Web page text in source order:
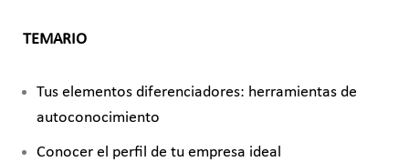
TEMARIO
Tus elementos diferenciadores: herramientas de
autoconocimiento
Conocer el perfil de tu empresa ideal